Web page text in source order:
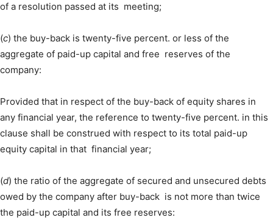
of a resolution passed at its meeting;
(c) the buy-back is twenty-five percent. or less of the
aggregate of paid-up capital and free reserves of the
company:
Provided that in respect of the buy-back of equity shares in
any financial year, the reference to twenty-five percent. in this
clause shall be construed with respect to its total paid-up
equity capital in that financial year;
(d) the ratio of the aggregate of secured and unsecured debts
owed by the company after buy-back is not more than twice
the paid-up capital and its free reserves: